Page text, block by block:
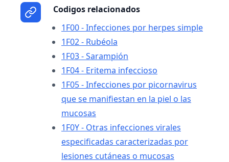
Codigos relacionados
1F00 - Infecciones por herpes simple
1F02 - Rubéola
1F03 - Sarampión
1F04 - Eritema infeccioso
1F05 - Infecciones por picornavirus
que se manifiestan en la piel o las
mucosas
1F0Y - Otras infecciones virales
especificadas caracterizadas por
lesiones cutáneas o mucosas